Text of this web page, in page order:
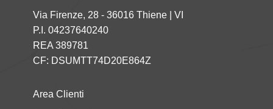
Via Firenze, 28 - 36016 Thiene | VI
P.I. 04237640240
REA 389781
CF: DSUMTT74D20E864Z
Area Clienti